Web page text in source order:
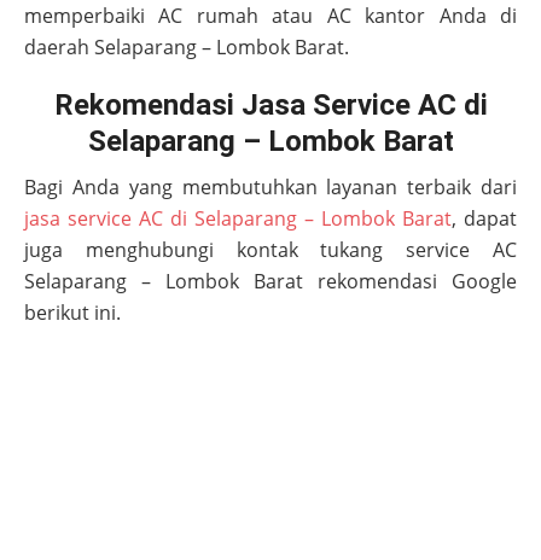
memperbaiki AC rumah atau AC kantor Anda di
daerah Selaparang – Lombok Barat.
Rekomendasi Jasa Service AC di
Selaparang – Lombok Barat
Bagi Anda yang membutuhkan layanan terbaik dari
jasa service AC di Selaparang – Lombok Barat, dapat
juga menghubungi kontak tukang service AC
Selaparang – Lombok Barat rekomendasi Google
berikut ini.